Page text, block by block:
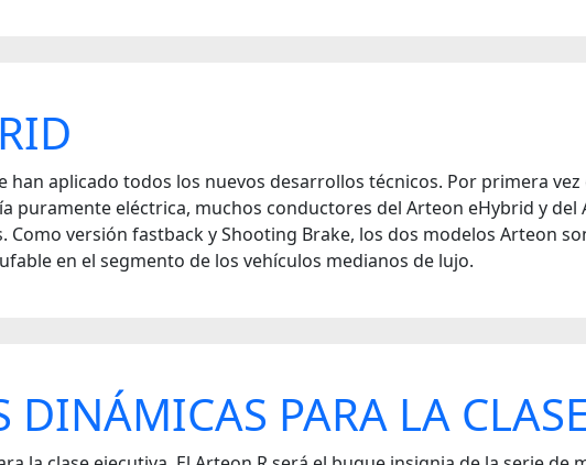
han aplicado todos los nuevos desarrollos técnicos. Por primera
puramente eléctrica, muchos conductores del Arteon eHybrid y
Como versión fastback y Shooting Brake, los dos modelos Arteon
en el segmento de los vehículos medianos de lujo.
DINÁMICAS PARA LA